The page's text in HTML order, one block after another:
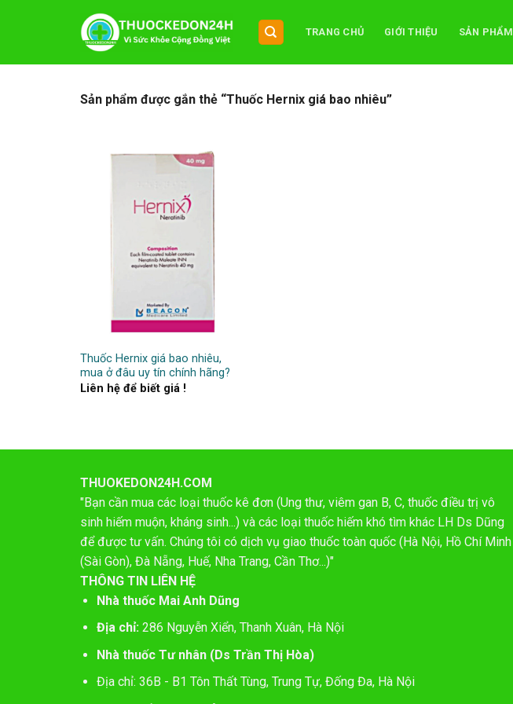
dung
TRANG CHỦ GIỚI THIỆU SẢN PHẨM
Sản phẩm được gắn thẻ “Thuốc Hernix giá bao nhiêu”
Thuốc Hernix giá bao nhiêu,
mua ở đâu uy tín chính hãng?
Liên hệ để biết giá !
THUOKEDON24H.COM
"Bạn cần mua các loại thuốc kê đơn (Ung thư, viêm gan B, C, thuốc điều trị vô
sinh hiếm muộn, kháng sinh...) và các loại thuốc hiếm khó tìm khác LH Ds Dũng
để được tư vấn. Chúng tôi có dịch vụ giao thuốc toàn quốc (Hà Nội, Hồ Chí Minh
(Sài Gòn), Đà Nẵng, Huế, Nha Trang, Cần Thơ...)"
THÔNG TIN LIÊN HỆ
Nhà thuốc Mai Anh Dũng
Địa chỉ:286 Nguyễn Xiển, Thanh Xuân, Hà Nội
Nhà thuốc Tư nhân (Ds Trần Thị Hòa)
Địa chỉ: 36B - B1 Tôn Thất Tùng, Trung Tự, Đống Đa, Hà Nội